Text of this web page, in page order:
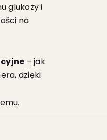
glukozy i
na
– jak
dzięki